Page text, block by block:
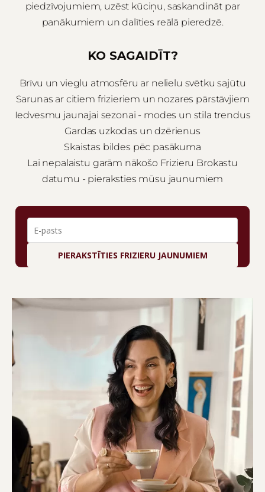
piedzīvojumiem, uzēst kūciņu, saskandināt par
panākumiem un dalīties reālā pieredzē.
KO SAGAIDĪT?
Brīvu un vieglu atmosfēru ar nelielu svētku sajūtu
Sarunas ar citiem frizieriem un nozares pārstāvjiem
Iedvesmu jaunajai sezonai - modes un stila trendus
Gardas uzkodas un dzērienus
Skaistas bildes pēc pasākuma
Lai nepalaistu garām nākošo Frizieru Brokastu
datumu - pieraksties mūsu jaunumiem
PIERAKSTĪTIES FRIZIERU JAUNUMIEM